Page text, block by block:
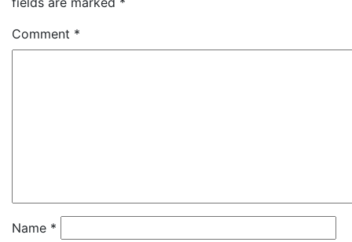
Comment *
Name *